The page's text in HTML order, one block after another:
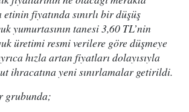
fiyatında sınırlı bir düşüş
yumurtasının tanesi 3,60 TL’nin
üretimi resmi verilere göre düşmeye
hızla artan fiyatları dolayısıyla
ihracatına yeni sınırlamalar getirildi.
grubunda;